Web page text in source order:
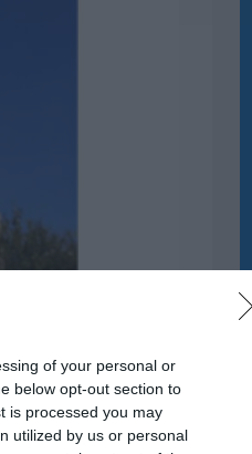
of your personal or
below opt-out section to
is processed you may
utilized by us or personal